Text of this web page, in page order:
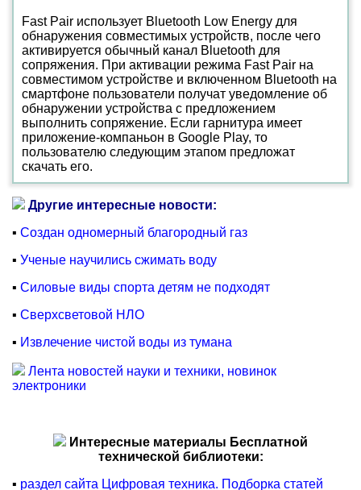
Fast Pair использует Bluetooth Low Energy для
обнаружения совместимых устройств, после чего
активируется обычный канал Bluetooth для
сопряжения. При активации режима Fast Pair на
совместимом устройстве и включенном Bluetooth на
смартфоне пользователи получат уведомление об
обнаружении устройства с предложением
выполнить сопряжение. Если гарнитура имеет
приложение-компаньон в Google Play, то
пользователю следующим этапом предложат
скачать его.
Другие интересные новости:
▪ Создан одномерный благородный газ
▪ Ученые научились сжимать воду
▪ Силовые виды спорта детям не подходят
▪ Сверхсветовой НЛО
▪ Извлечение чистой воды из тумана
Лента новостей науки и техники, новинок
электроники
Интересные материалы Бесплатной
технической библиотеки:
▪ раздел сайта Цифровая техника. Подборка статей